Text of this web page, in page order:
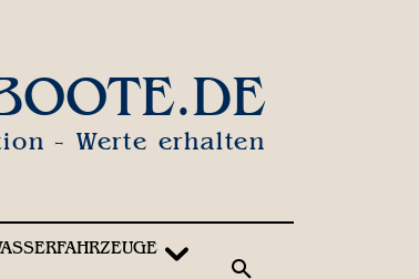
- Werte erhalten